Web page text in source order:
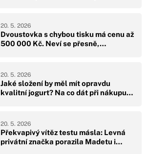
Dvoustovka s chybou tisku má cenu až
500 000 Kč. Neví se přesně,…
20. 5. 2026
Jaké složení by měl mít opravdu
kvalitní jogurt? Na co dát při nákupu…
20. 5. 2026
Překvapivý vítěz testu másla: Levná
privátní značka porazila Madetu i…
20. 5. 2026